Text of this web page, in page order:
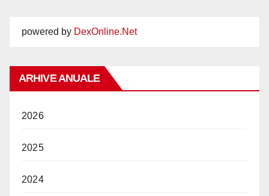
powered by DexOnline.Net
ARHIVE ANUALE
2026
2025
2024